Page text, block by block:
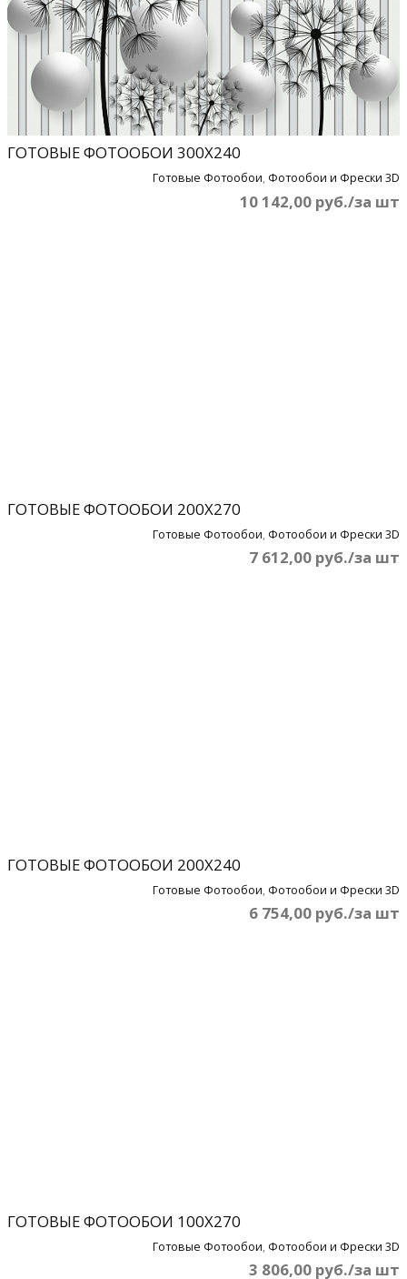
ГОТОВЫЕ ФОТООБОИ 300Х240
Готовые Фотообои, Фотообои и Фрески 3D
10 142,00 руб./за шт
ГОТОВЫЕ ФОТООБОИ 200Х270
Готовые Фотообои, Фотообои и Фрески 3D
7 612,00 руб./за шт
ГОТОВЫЕ ФОТООБОИ 200Х240
Готовые Фотообои, Фотообои и Фрески 3D
6 754,00 руб./за шт
ГОТОВЫЕ ФОТООБОИ 100Х270
Готовые Фотообои, Фотообои и Фрески 3D
3 806,00 руб./за шт